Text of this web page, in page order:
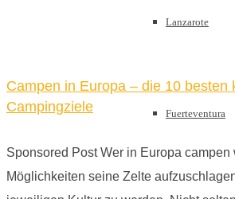
Lanzarote
Fuerteventura
Campen in Europa – die 10 besten
Campingziele
Sponsored Post Wer in Europa
Möglichkeiten seine Zelte